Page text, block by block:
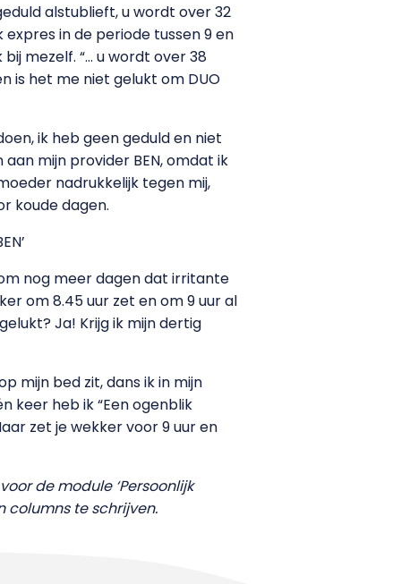
alstublieft, u wordt over 32
in de periode tussen 9 en
mezelf. “… u wordt over 38
is het me niet gelukt om DUO
ik heb geen geduld en niet
mijn provider BEN, omdat ik
nadrukkelijk tegen mij,
koude dagen.
nog meer dagen dat irritante
om 8.45 uur zet en om 9 uur al
Ja! Krijg ik mijn dertig
mijn bed zit, dans ik in mijn
keer heb ik “Een ogenblik
zet je wekker voor 9 uur en
de module ‘Persoonlijk
columns te schrijven.